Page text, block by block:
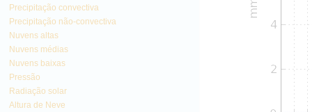
Precipitação convectiva
Precipitação não-convectiva
Nuvens altas
Nuvens médias
Nuvens baixas
Pressão
Radiação solar
Altura de Neve